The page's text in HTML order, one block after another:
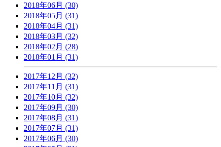
2018年06月 (30)
2018年05月 (31)
2018年04月 (31)
2018年03月 (32)
2018年02月 (28)
2018年01月 (31)
2017年12月 (32)
2017年11月 (31)
2017年10月 (32)
2017年09月 (30)
2017年08月 (31)
2017年07月 (31)
2017年06月 (30)